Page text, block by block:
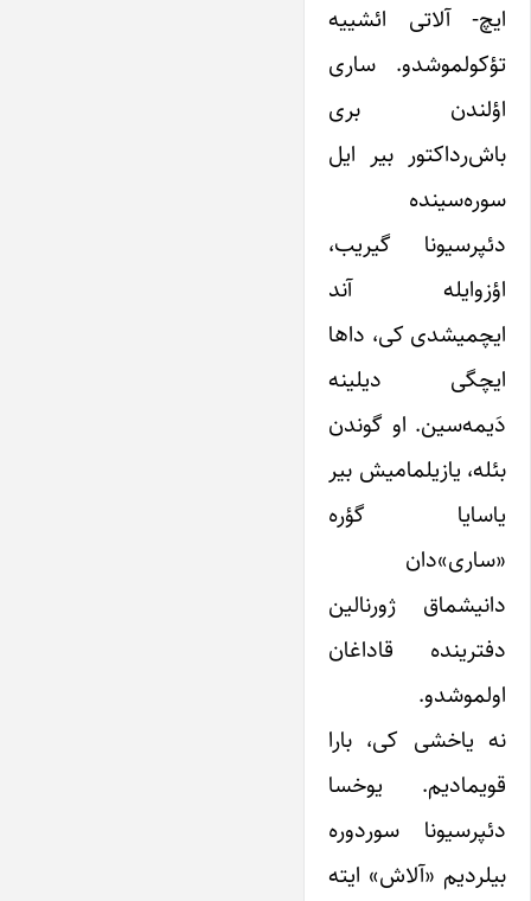
ایچ- آلاتی ائشییه
تؤکولموشدو. ساری
اؤلندن بری
باش‌رداکتور بیر ایل
سوره‌سینده
دئپرسیونا گیریب،
اؤزوایله آند
ایچمیشدی کی، داها
ایچگی‌ دیلینه
دَیمه‌سین. او گوندن
بئله، یازیلمامیش بیر
یاسایا گؤره
«ساری»دان
دانیشماق ژورنالین
دفترینده قاداغان
اولموشدو.
نه یاخشی کی، بارا
قویمادیم. یوخسا
دئپرسیونا سوردوره
بیلردیم «آلاش» ایته